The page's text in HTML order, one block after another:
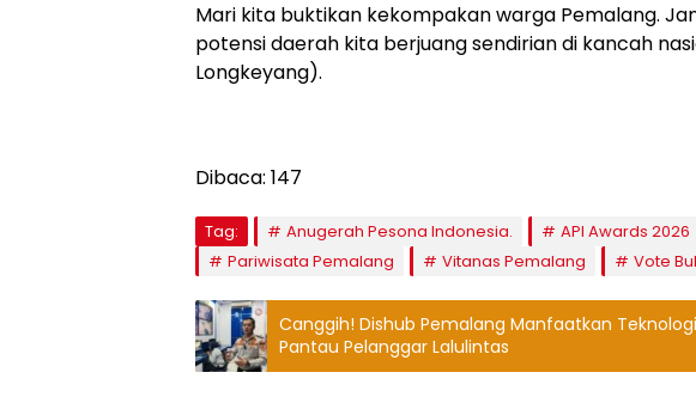
​Mari kita buktikan kekompakan warga Pemalang.
potensi daerah kita berjuang sendirian di kancah
Longkeyang).
Dibaca: 147
Tag: Anugerah Pesona Indonesia.
API Awards 2026
Pariwisata Pemalang
Vitanas Pemalang Vote
Canggih! Dishub Pemalang Manfaatkan
Pantau Pelanggar Lalulintas